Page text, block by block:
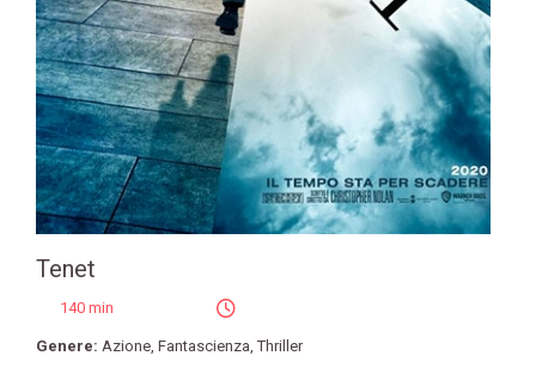
Tenet
140 min
Genere: Azione Fantascienza ,Thriller